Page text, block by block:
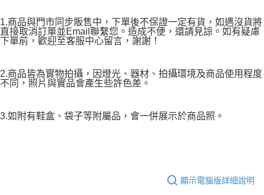
恩沛科技股份有限公司將有權停止該用戶之使用額度並採取法律行動。
1.商品與門市同步販售中，下單後不保證一定有貨，如遇沒貨將
直接取消訂單並Email聯繫您。造成不便，還請見諒。如有疑慮
下單前，歡迎至客服中心留言，謝謝！
2.商品皆為實物拍攝，因燈光、器材、拍攝環境及商品使用程度
不同，照片與實品會產生些許色差。
3.如附有鞋盒、袋子等附屬品，會一併展示於商品照。
顯示電腦版詳細說明